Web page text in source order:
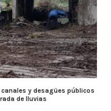
y desagües públicos
de lluvias